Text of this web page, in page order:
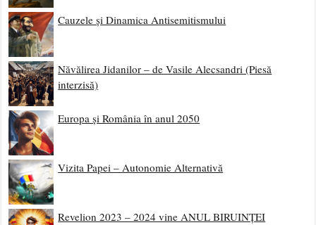
Cauzele și Dinamica Antisemitismului
Năvălirea Jidanilor – de Vasile Alecsandri (Piesă
interzisă)
Europa și România în anul 2050
Vizita Papei – Autonomie Alternativă
Revelion 2023 – 2024 vine ANUL BIRUINȚEI